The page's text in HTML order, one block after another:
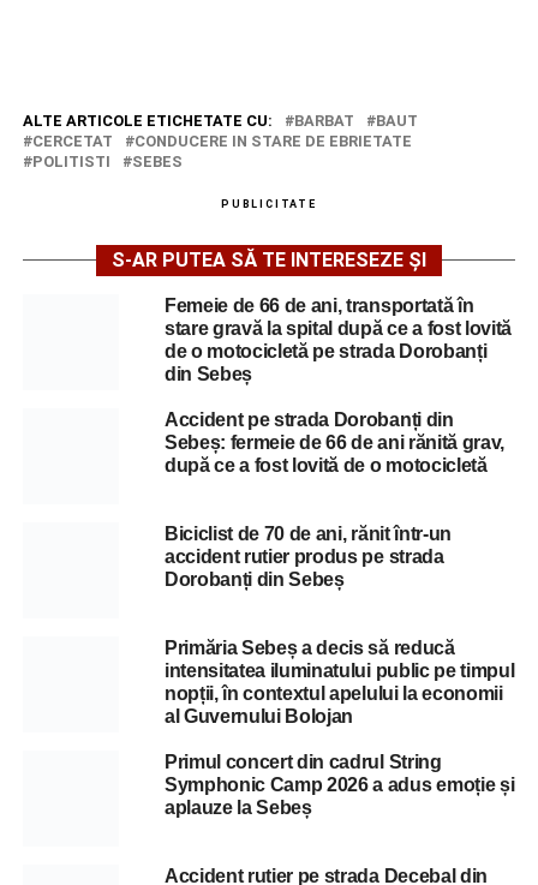
ALTE ARTICOLE ETICHETATE CU: BARBAT
BAUT
CERCETAT
CONDUCERE IN STARE DE EBRIETATE
POLITISTI
SEBES
PUBLICITATE
S-AR PUTEA SĂ TE INTERESEZE ȘI
Femeie de 66 de ani, transportată în
stare gravă la spital după ce a fost lovită
de o motocicletă pe strada Dorobanți
din Sebeș
Accident pe strada Dorobanți din
Sebeș: fermeie de 66 de ani rănită grav,
după ce a fost lovită de o motocicletă
Biciclist de 70 de ani, rănit într-un
accident rutier produs pe strada
Dorobanți din Sebeș
Primăria Sebeș a decis să reducă
intensitatea iluminatului public pe timpul
nopții, în contextul apelului la economii
al Guvernului Bolojan
Primul concert din cadrul String
Symphonic Camp 2026 a adus emoție și
aplauze la Sebeș
Accident rutier pe strada Decebal din